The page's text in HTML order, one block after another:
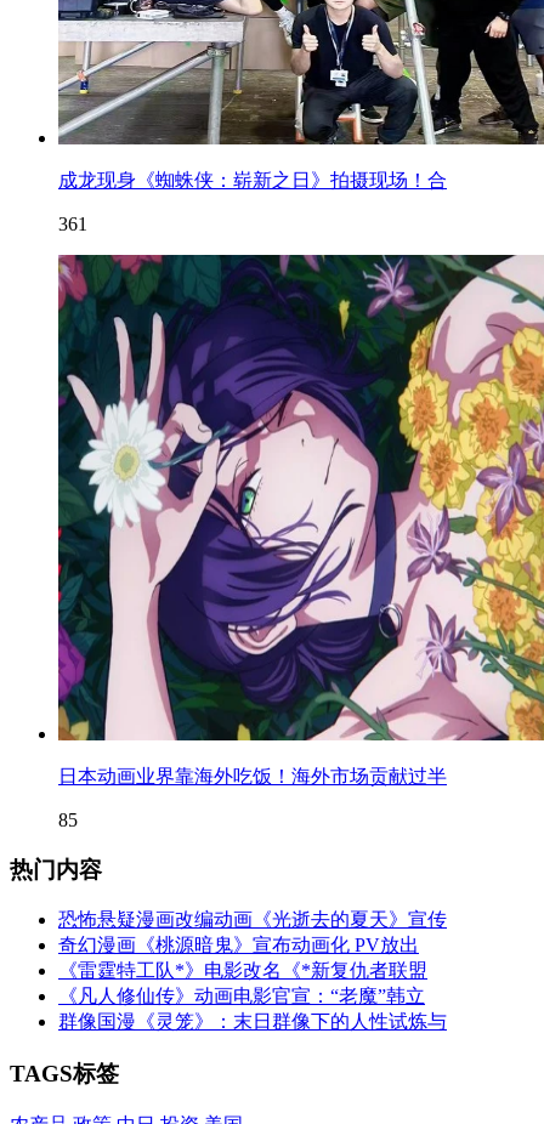
成龙现身《蜘蛛侠：崭新之日》拍摄现场！合
361
日本动画业界靠海外吃饭！海外市场贡献过半
85
热门内容
恐怖悬疑漫画改编动画《光逝去的夏天》宣传
奇幻漫画《桃源暗鬼》宣布动画化 PV放出
《雷霆特工队*》电影改名《*新复仇者联盟
《凡人修仙传》动画电影官宣：“老魔”韩立
群像国漫《灵笼》：末日群像下的人性试炼与
TAGS标签